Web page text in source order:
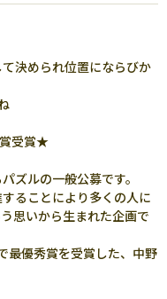
決められ位置にならびか
受賞★
ズルの一般公募です。
ることにより多くの人に
思いから生まれた企画で
最優秀賞を受賞した、中野